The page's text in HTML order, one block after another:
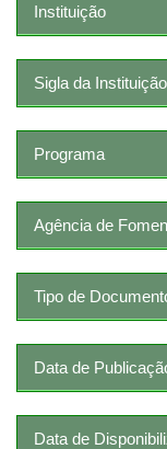
Instituição
Sigla da Instituição
Programa
Agência de
Tipo de
Data de
Data de